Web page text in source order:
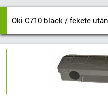
Oki C710 black / fekete